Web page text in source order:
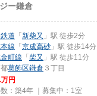
ー鎌倉
道 「 新柴又 」駅 徒歩2分
線 「 京成高砂 」駅 徒歩14分
町線 「 柴又 」駅 徒歩11分
葛飾区鎌倉 ３丁目
万円
：築4年 ｜募集中： 1室